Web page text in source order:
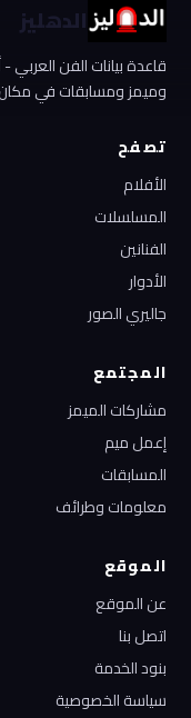
الدهليز
قاعدة بيانات الفن العربي
وميمز ومسابقات في
تصفح
الأفلام
المسلسلات
الفنانين
الأدوار
جاليري الصور
المجتمع
مشاركات الميمز
إعمل ميم
المسابقات
معلومات وطرائف
الموقع
عن الموقع
اتصل بنا
بنود الخدمة
سياسة الخصوصية